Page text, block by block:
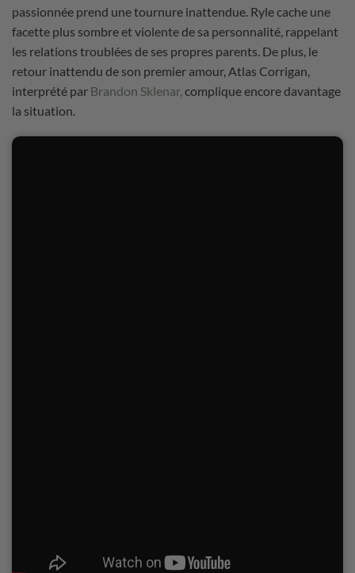
passionnée prend une tournure inattendue. Ryle cache une
facette plus sombre et violente de sa personnalité, rappelant
les relations troublées de ses propres parents. De plus, le
retour inattendu de son premier amour, Atlas Corrigan,
interprété par Brandon Sklenar, complique encore davantage
la situation.